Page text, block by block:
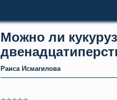
Можно ли
Раиса Исмагилова